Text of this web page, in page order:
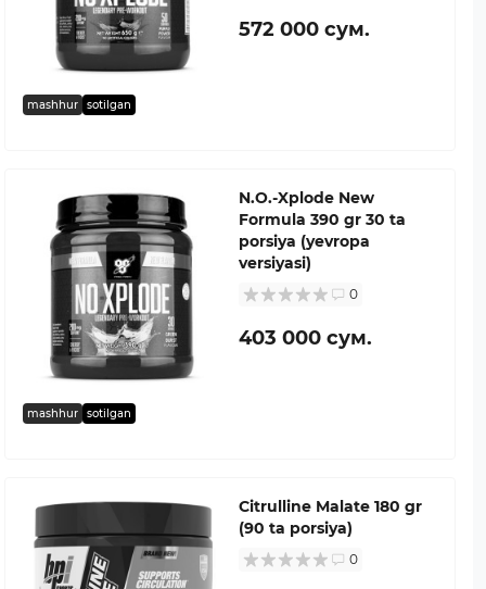
mashhur sotilgan
572 000 сум.
mashhur sotilgan
N.O.-Xplode New
Formula 390 gr 30 ta
porsiya (yevropa
versiyasi)
0
403 000 сум.
Citrulline Malate 180 gr
(90 ta porsiya)
0